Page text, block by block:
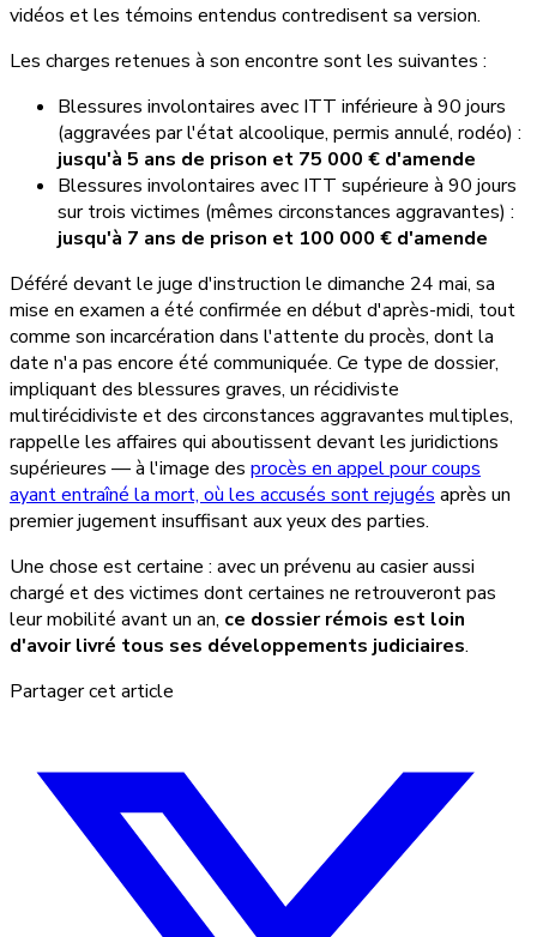
vidéos et les témoins entendus contredisent sa version.
Les charges retenues à son encontre sont les suivantes :
Blessures involontaires avec ITT inférieure à 90 jours
(aggravées par l'état alcoolique, permis annulé, rodéo) :
jusqu'à 5 ans de prison et 75 000 € d'amende
Blessures involontaires avec ITT supérieure à 90 jours
sur trois victimes (mêmes circonstances aggravantes) :
jusqu'à 7 ans de prison et 100 000 € d'amende
Déféré devant le juge d'instruction le dimanche 24 mai, sa
mise en examen a été confirmée en début d'après-midi, tout
comme son incarcération dans l'attente du procès, dont la
date n'a pas encore été communiquée. Ce type de dossier,
impliquant des blessures graves, un récidiviste
multirécidiviste et des circonstances aggravantes multiples,
rappelle les affaires qui aboutissent devant les juridictions
supérieures — à l'image des procès en appel pour coups
ayant entraîné la mort, où les accusés sont rejugés après un
premier jugement insuffisant aux yeux des parties.
Une chose est certaine : avec un prévenu au casier aussi
chargé et des victimes dont certaines ne retrouveront pas
leur mobilité avant un an, ce dossier rémois est loin
d'avoir livré tous ses développements judiciaires.
Partager cet article